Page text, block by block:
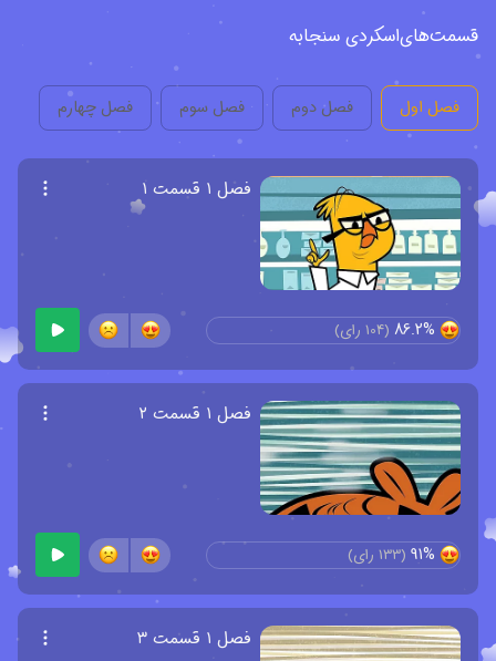
قسمت‌هایاسکردی سنجابه
فصل اول فصل دوم فصل سوم فصل چهارم
فصل ۱ قسمت ۱
86.2%
(
104 رای)
فصل ۱ قسمت ۲
91%
(
133 رای)
فصل ۱ قسمت ۳